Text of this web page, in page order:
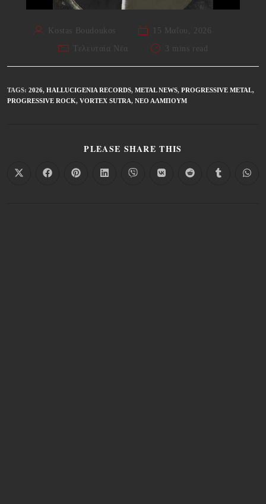
Kostas Boudoukos
15 Μαΐου, 2026
Τελευταία Νέα
3 mins read
TAGS: 2026, HALLUCIGENIA RECORDS, METAL NEWS, PROGRESSIVE METAL,
PROGRESSIVE ROCK, VORTEX SUTRA, ΝΈΟ ΆΛΜΠΟΥΜ
PLEASE SHARE THIS